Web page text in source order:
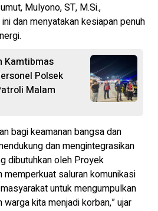
Mulyono, ST, M.Si.,
dan menyatakan kesiapan penuh
Kamtibmas
Polsek
Malam
bagi keamanan bangsa dan
dan mengintegrasikan
dibutuhkan oleh Proyek
memperkuat saluran komunikasi
untuk mengumpulkan
kita menjadi korban,” ujar